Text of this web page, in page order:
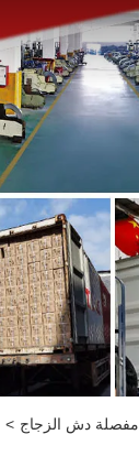
مفصلة دش الزجاج >